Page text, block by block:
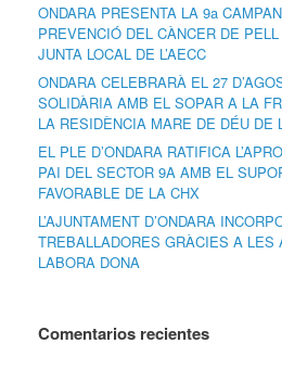
ONDARA PRESENTA LA 9a
PREVENCIÓ DEL CÀNCER DE
JUNTA LOCAL DE L’AECC
ONDARA CELEBRARÀ EL 27
SOLIDÀRIA AMB EL SOPAR A LA
LA RESIDÈNCIA MARE DE DÉU DE
EL PLE D’ONDARA RATIFICA
PAI DEL SECTOR 9A AMB EL
FAVORABLE DE LA CHX
L’AJUNTAMENT D’ONDARA
TREBALLADORES GRÀCIES A LES
LABORA DONA
Comentarios recientes